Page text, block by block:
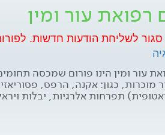
רפואת עור ומין
סגור לשליחת הודעות חדשות.
עור ומין הינו פורום שמכסה
מוכרות, כגון: אקנה, הרפס,
תפרחות אלרגיות, יבלות
שפירים (למשל: סירינגומות),
פחות מוכרות, כגון: דלקות בכלי דם,